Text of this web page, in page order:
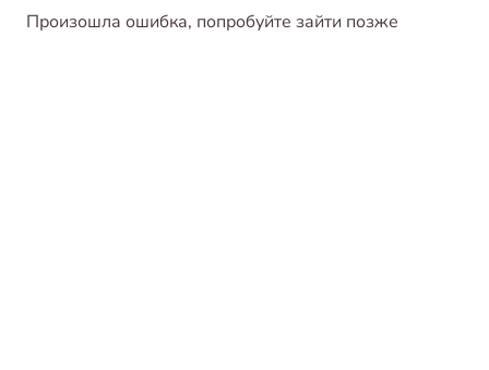
Произошла ошибка, попробуйте зайти позже